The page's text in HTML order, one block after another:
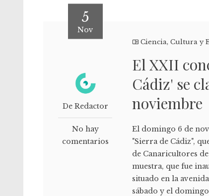
5
Nov
De Redactor
No hay
comentarios
Ciencia,Cultura y
El XXII
Cádiz' se
noviembre
El domingo 6 de
"Sierra de Cádiz",
de Canaricultores
muestra, que fue
situado en la
sábado y el domingo